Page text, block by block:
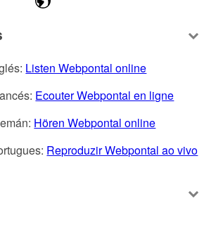
Listen Webpontal online
Ecouter Webpontal en ligne
Hören Webpontal online
Reproduzir Webpontal ao vivo